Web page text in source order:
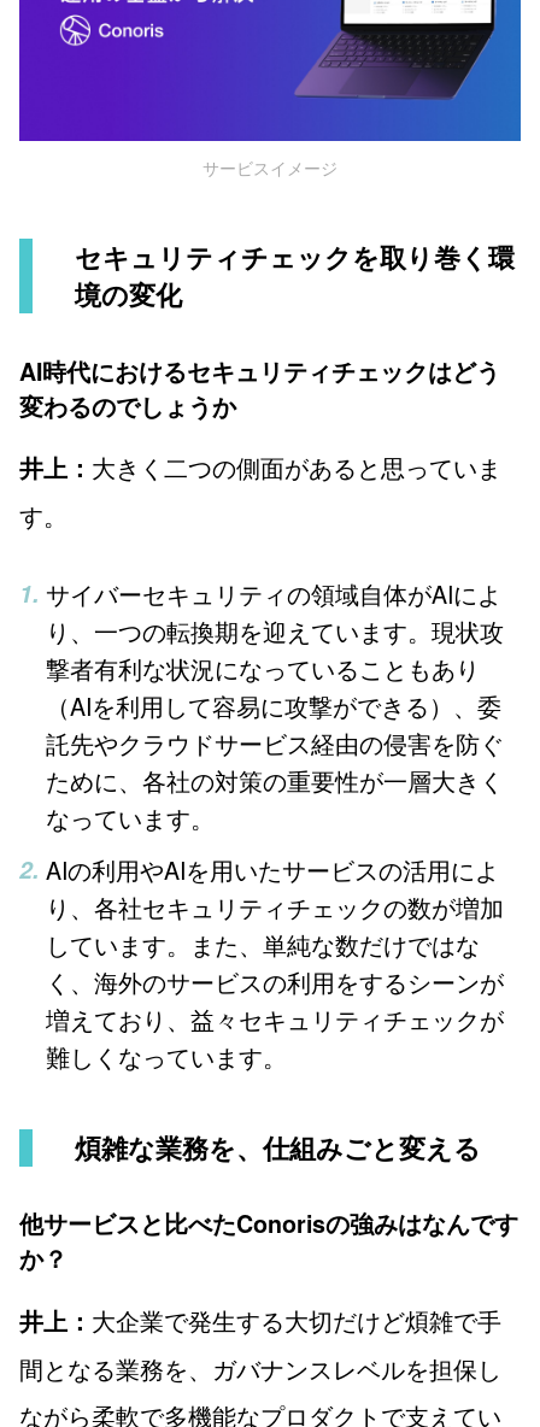
サービスイメージ
セキュリティチェックを取り巻く環
境の変化
AI時代におけるセキュリティチェックはどう
変わるのでしょうか
井上： 大きく二つの側面があると思っていま
す。
サイバーセキュリティの領域自体がAIによ
り、一つの転換期を迎えています。現状攻
撃者有利な状況になっていることもあり
（AIを利用して容易に攻撃ができる）、委
託先やクラウドサービス経由の侵害を防ぐ
ために、各社の対策の重要性が一層大きく
なっています。
AIの利用やAIを用いたサービスの活用によ
り、各社セキュリティチェックの数が増加
しています。また、単純な数だけではな
く、海外のサービスの利用をするシーンが
増えており、益々セキュリティチェックが
難しくなっています。
煩雑な業務を、仕組みごと変える
他サービスと比べたConorisの強みはなんです
か？
井上： 大企業で発生する大切だけど煩雑で手
間となる業務を、ガバナンスレベルを担保し
ながら柔軟で多機能なプロダクトで支えてい